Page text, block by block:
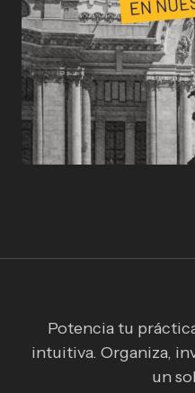
Potencia tu
intuitiva. Organiza,
un